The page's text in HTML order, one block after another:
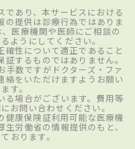
あれば医療機関を
）、肥満、月経不
服用していること
病、乳がん
であり、本サービスにおける
の提供は診療行為ではありま
医療機関や医師にご相談の
ようにしてください。
性について適正であること
するものではありません。
数ですがドクターズ・ファ
絡をいただけますようお願い
す。
場合がございます。費用等
お問い合わせください。
健康保険証利用可能な医療機
労働省の情報提供のもと、
おります。